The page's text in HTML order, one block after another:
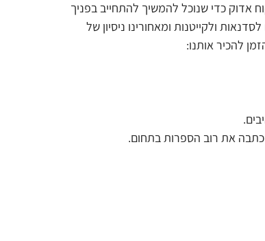
אדוק כדי שנוכל להמשיך להתחייב בפניך
ולקייטנות ומאחורינו ניסיון של
כתבה את רוב הספרות בתחום.